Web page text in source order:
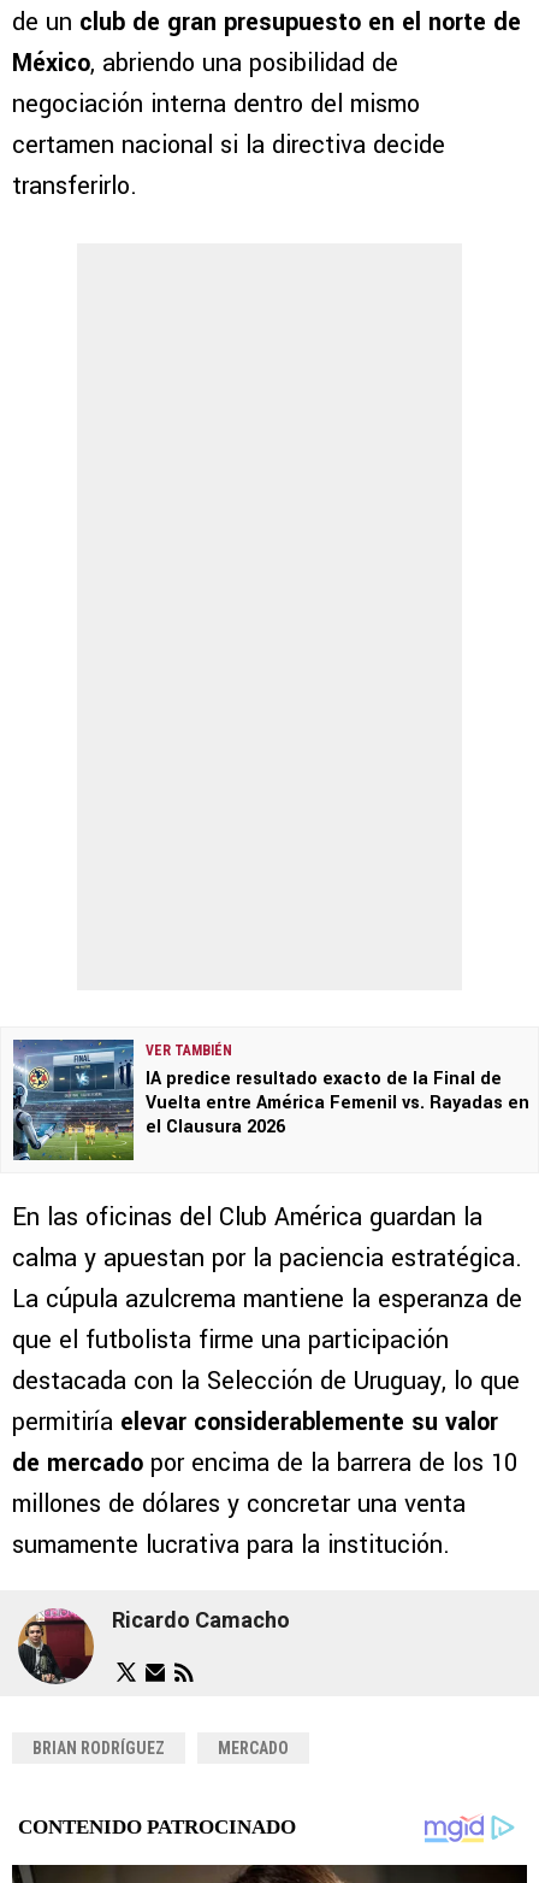
de un club de gran presupuesto en el norte de
México, abriendo una posibilidad de
negociación interna dentro del mismo
certamen nacional si la directiva decide
transferirlo.
VER TAMBIÉN
IA predice resultado exacto de la Final de
Vuelta entre América Femenil vs. Rayadas en
el Clausura 2026
En las oficinas del Club América guardan la
calma y apuestan por la paciencia estratégica.
La cúpula azulcrema mantiene la esperanza de
que el futbolista firme una participación
destacada con la Selección de Uruguay, lo que
permitiría elevar considerablemente su valor
de mercado por encima de la barrera de los 10
millones de dólares y concretar una venta
sumamente lucrativa para la institución.
Ricardo Camacho
BRIAN RODRÍGUEZ MERCADO